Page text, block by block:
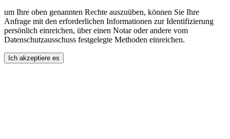
um Ihre oben genannten Rechte auszuüben, können Sie Ihre
Anfrage mit den erforderlichen Informationen zur Identifizierung
persönlich einreichen, über einen Notar oder andere vom
Datenschutzausschuss festgelegte Methoden einreichen.
Ich akzeptiere es